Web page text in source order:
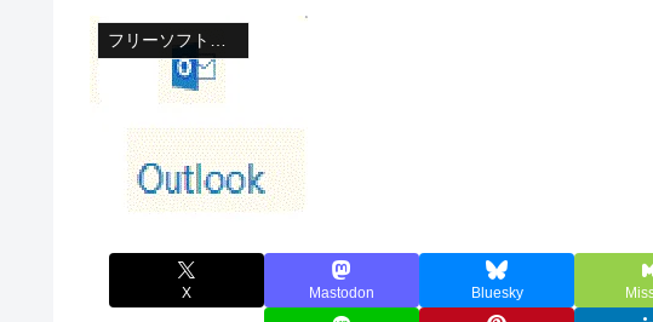
フリーソフト・アプリ・Webサービス
X Mastodon Bluesky